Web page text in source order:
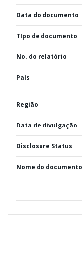
Data do documento
TIpo de documento
No. do relatório
País
Região
Data de divulgação
Disclosure Status
Nome do documento